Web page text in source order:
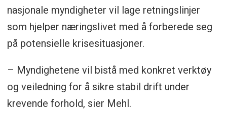
nasjonale myndigheter vil lage retningslinjer
som hjelper næringslivet med å forberede seg
på potensielle krisesituasjoner.
– Myndighetene vil bistå med konkret verktøy
og veiledning for å sikre stabil drift under
krevende forhold, sier Mehl.